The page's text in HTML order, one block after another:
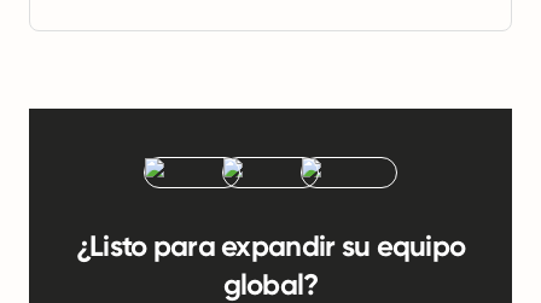
¿Listo para expandir su equipo
global?